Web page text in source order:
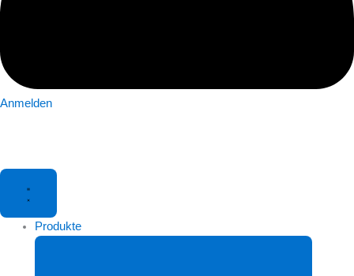
Anmelden
Produkte